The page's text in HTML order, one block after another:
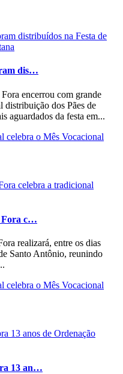
dis…
encerrou com grande
distribuição dos Pães de
aguardados da festa em...
celebra o Mês Vocacional
Fora c…
realizará, entre os dias
Santo Antônio, reunindo
celebra o Mês Vocacional
13 an…